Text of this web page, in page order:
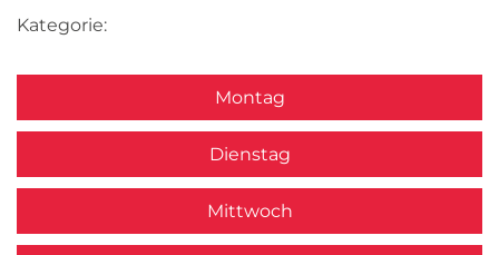
Kategorie:
Montag
Dienstag
Mittwoch